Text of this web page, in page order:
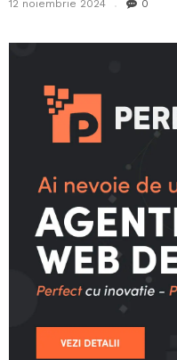
12 noiembrie 2024 0